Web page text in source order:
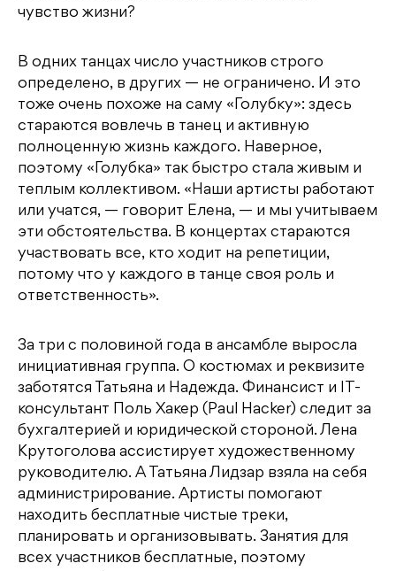
чувство жизни?
В одних танцах число участников строго
определено, в других — не ограничено. И это
тоже очень похоже на саму «Голубку»: здесь
стараются вовлечь в танец и активную
полноценную жизнь каждого. Наверное,
поэтому «Голубка» так быстро стала живым и
теплым коллективом. «Наши артисты работают
или учатся, — говорит Елена, — и мы учитываем
эти обстоятельства. В концертах стараются
участвовать все, кто ходит на репетиции,
потому что у каждого в танце своя роль и
ответственность».
За три с половиной года в ансамбле выросла
инициативная группа. О костюмах и реквизите
заботятся Татьяна и Надежда. Финансист и IT-
консультант Поль Хакер (Paul Hacker) следит за
бухгалтерией и юридической стороной. Лена
Крутоголова ассистирует художественному
руководителю. А Татьяна Лидзар взяла на себя
администрирование. Артисты помогают
находить бесплатные чистые треки,
планировать и организовывать. Занятия для
всех участников бесплатные, поэтому